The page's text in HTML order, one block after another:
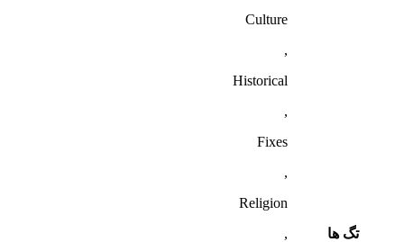
تگ ها
Culture
,
Historical
,
Fixes
,
Religion
,